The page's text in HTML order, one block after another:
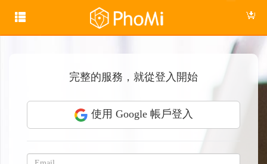
完整的服務，就從登入開始
使用 Google 帳戶登入